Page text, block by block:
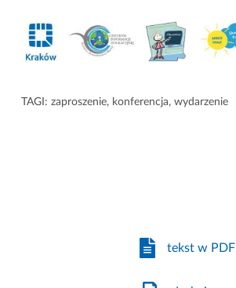
TAGI: zaproszenie, konferencja, wydarzenie
tekst w PDF